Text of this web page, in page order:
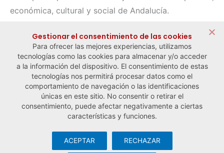
económica, cultural y social de Andalucía.
← Noticia anterior Noticia siguiente →
© Observatorio Español de la Economía Social y del Trabajo
Gestionar el consentimiento de las cookies
Para ofrecer las mejores experiencias, utilizamos
tecnologías como las cookies para almacenar y/o acceder
a la información del dispositivo. El consentimiento de estas
tecnologías nos permitirá procesar datos como el
comportamiento de navegación o las identificaciones
únicas en este sitio. No consentir o retirar el
consentimiento, puede afectar negativamente a ciertas
características y funciones.
ACEPTAR RECHAZAR